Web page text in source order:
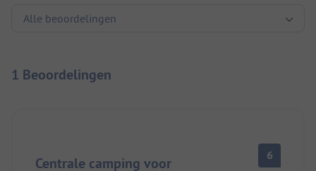
1 Beoordelingen
Centrale camping voor
6